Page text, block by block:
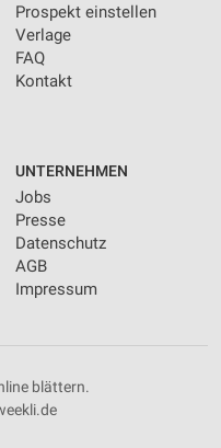
Prospekt einstellen
Verlage
FAQ
Kontakt
UNTERNEHMEN
Jobs
Presse
Datenschutz
AGB
Impressum
blättern.